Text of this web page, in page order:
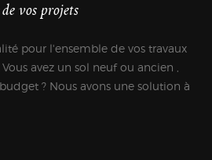
vos projets
pour l'ensemble de vos travaux
avez un sol neuf ou ancien ,
? Nous avons une solution à